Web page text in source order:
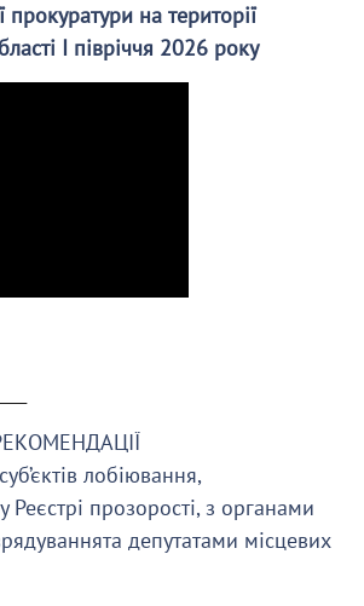
прокуратури на території
І півріччя 2026 року
лобіювання,
Реєстрі прозорості, з органами
депутатами місцевих